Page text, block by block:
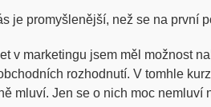
je promyšlenější, než se na první
v marketingu jsem měl možnost
rozhodnutí. V tomhle
mluví. Jen se o nich moc nemluví